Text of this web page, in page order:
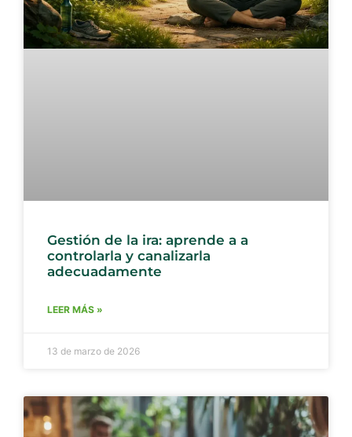
Gestión de la ira: aprende a a
controlarla y canalizarla
adecuadamente
LEER MÁS »
13 de marzo de 2026